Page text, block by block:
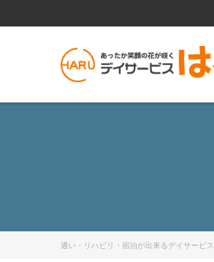
通い・リハビリ・宿泊が出来るデイサービ